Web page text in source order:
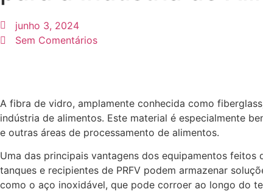
junho 3, 2024
Sem Comentários
A fibra de vidro, amplamente conhecida como
indústria de alimentos. Este material é especialmente
e outras áreas de processamento de alimentos.
Uma das principais vantagens dos equipamentos
tanques e recipientes de PRFV podem armazenar
como o aço inoxidável, que pode corroer ao longo do